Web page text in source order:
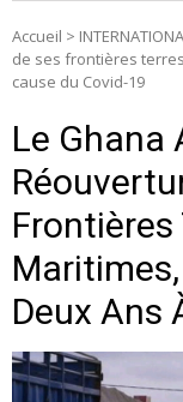
Accueil >
de ses frontières
cause du Covid-19
Le Ghana
Deux Ans